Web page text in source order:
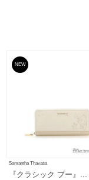
予約
NEW
Samantha Thavasa
『クラシック プー』...